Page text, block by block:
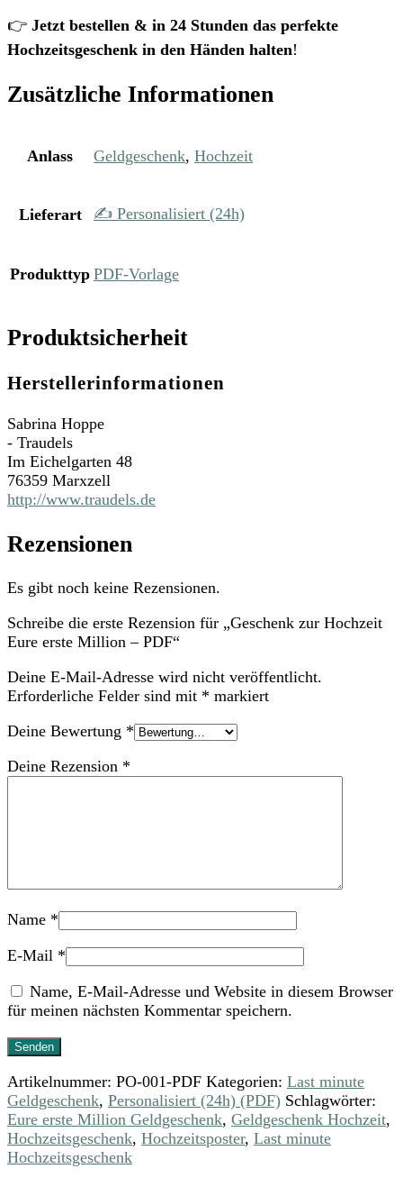
👉 Jetzt bestellen & in 24 Stunden das perfekte
Hochzeitsgeschenk in den Händen halten!
Zusätzliche Informationen
Anlass Geldgeschenk, Hochzeit
Lieferart ✍️ Personalisiert (24h)
Produkttyp PDF-Vorlage
Produktsicherheit
Herstellerinformationen
Sabrina Hoppe
- Traudels
Im Eichelgarten 48
76359 Marxzell
http://www.traudels.de
Rezensionen
Es gibt noch keine Rezensionen.
Schreibe die erste Rezension für „Geschenk zur Hochzeit
Eure erste Million – PDF“
Deine E-Mail-Adresse wird nicht veröffentlicht.
Erforderliche Felder sind mit * markiert
Deine Bewertung *
Deine Rezension *
Name *
E-Mail *
Name, E-Mail-Adresse und Website in diesem Browser
für meinen nächsten Kommentar speichern.
Artikelnummer: PO-001-PDF Kategorien: Last minute
Geldgeschenk, Personalisiert (24h) (PDF) Schlagwörter:
Eure erste Million Geldgeschenk, Geldgeschenk Hochzeit,
Hochzeitsgeschenk, Hochzeitsposter, Last minute
Hochzeitsgeschenk